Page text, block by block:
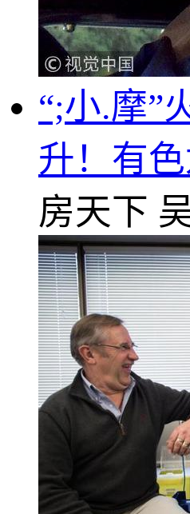
“;小.摩”
升！有
房天下